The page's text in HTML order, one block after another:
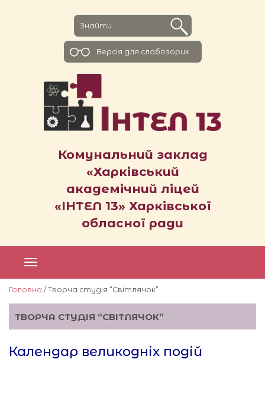
Комунальний заклад
«Харківський
академічний ліцей
«ІНТЕЛ 13» Харківської
обласної ради
Версiя для слабозорих
Головна / Творча студія “Світлячок”
ТВОРЧА СТУДІЯ “СВІТЛЯЧОК”
Календар великодніх подій